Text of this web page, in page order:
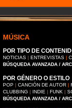
MÚSICA
POR TIPO DE
NOTICIAS | ENTREVISTAS |
BÚSQUEDA AVANZADA /
POR GÉNERO O ESTILO
POP | CANCIÓN DE AUTOR |
CLUBBING | INDIE | FUNK |
BÚSQUEDA AVANZADA /